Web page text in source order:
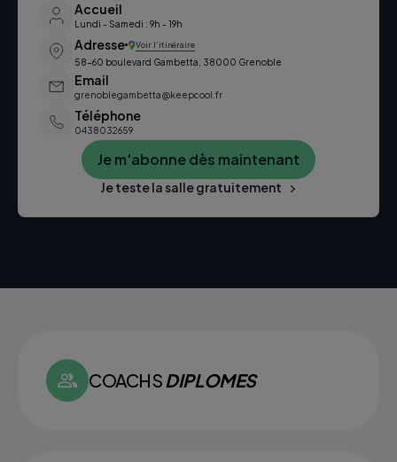
Accueil
Lundi - Samedi : 9h - 19h
Adresse Voir l’itinéraire
58-60 boulevard Gambetta, 38000 Grenoble
Email
grenoblegambetta@keepcool.fr
Téléphone
0438032659
Je m'abonne dès maintenant
Je teste la salle gratuitement
COACHSDIPLOMES